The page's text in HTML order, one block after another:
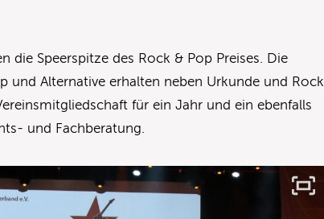
die Speerspitze des Rock & Pop Preises. Die
und Alternative erhalten neben Urkunde und Rock
für ein Jahr und ein ebenfalls
und Fachberatung.